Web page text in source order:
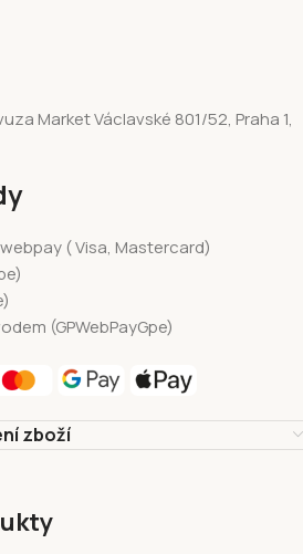
Market Václavské 801/52, Praha 1,
( Visa, Mastercard)
(GPWebPayGpe)
zboží